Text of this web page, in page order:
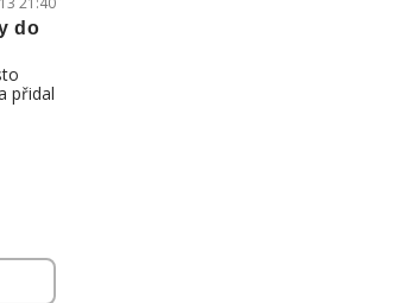
do
přidal